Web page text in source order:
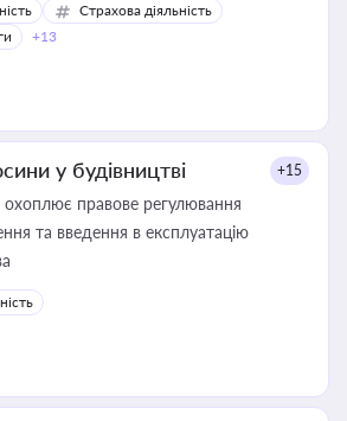
Страхова діяльність
+13
у будівництві +15
охоплює правове регулювання
та введення в експлуатацію